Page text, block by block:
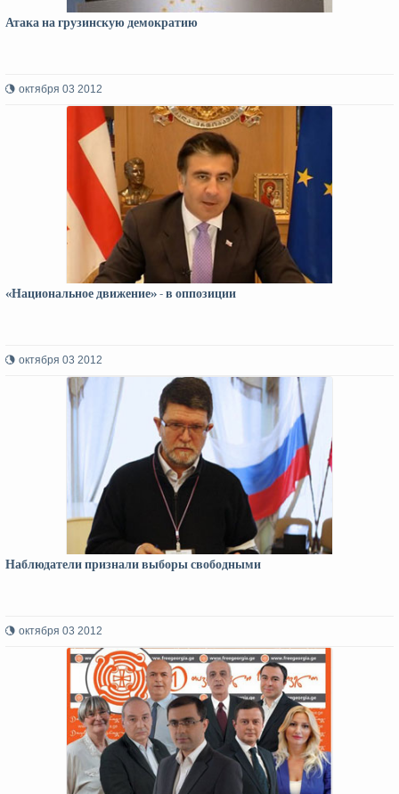
Атака на грузинскую демократию
октября 03 2012
«Национальное движение» - в оппозиции
октября 03 2012
Наблюдатели признали выборы свободными
октября 03 2012